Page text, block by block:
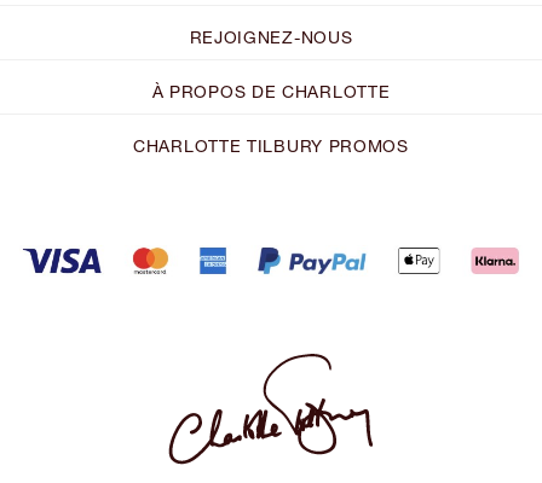
REJOIGNEZ-NOUS
À PROPOS DE CHARLOTTE
CHARLOTTE TILBURY PROMOS